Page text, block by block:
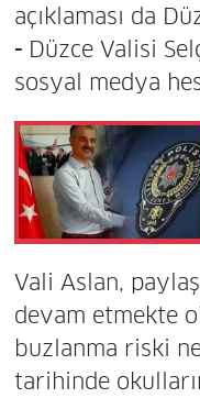
açıklaması da
- Düzce Valisi
sosyal medya
Vali Aslan,
devam etmekte
buzlanma riski
tarihinde